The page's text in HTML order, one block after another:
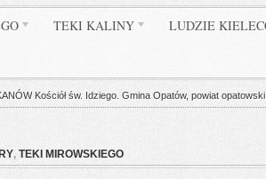
TEKI KALINY LUDZIE
Kościół św. Idziego. Gmina Opatów, powiat
, TEKI MIROWSKIEGO